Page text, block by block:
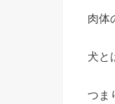
肉体
犬と
つま